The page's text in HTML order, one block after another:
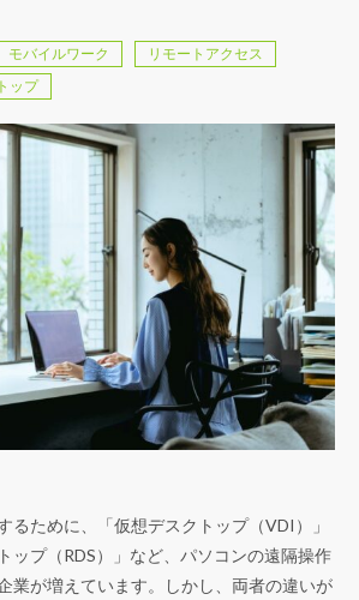
モバイルワーク
リモートアクセス
ップ
るために、「仮想デスクトップ（VDI）」
ップ（RDS）」など、パソコンの遠隔操作
業が増えています。しかし、両者の違いが